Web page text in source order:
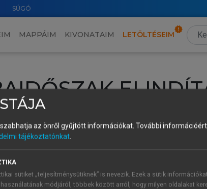
SÚGÓ
MAPPÁIM KIVONATAIM LETÖLTÉSEIM
lépj be a saját fiókoddal, iskolai azonosítóddal vagy
1 óra díjmentes hozzáférésrevagy
vagy hozz
után a
az önről gyűjtött információkat. További
tájékoztatónkat.
sütiket „teljesítménysütiknek” is nevezik. Ezek a sütik
módjáról, többek között arról, hogy milyen oldalakat